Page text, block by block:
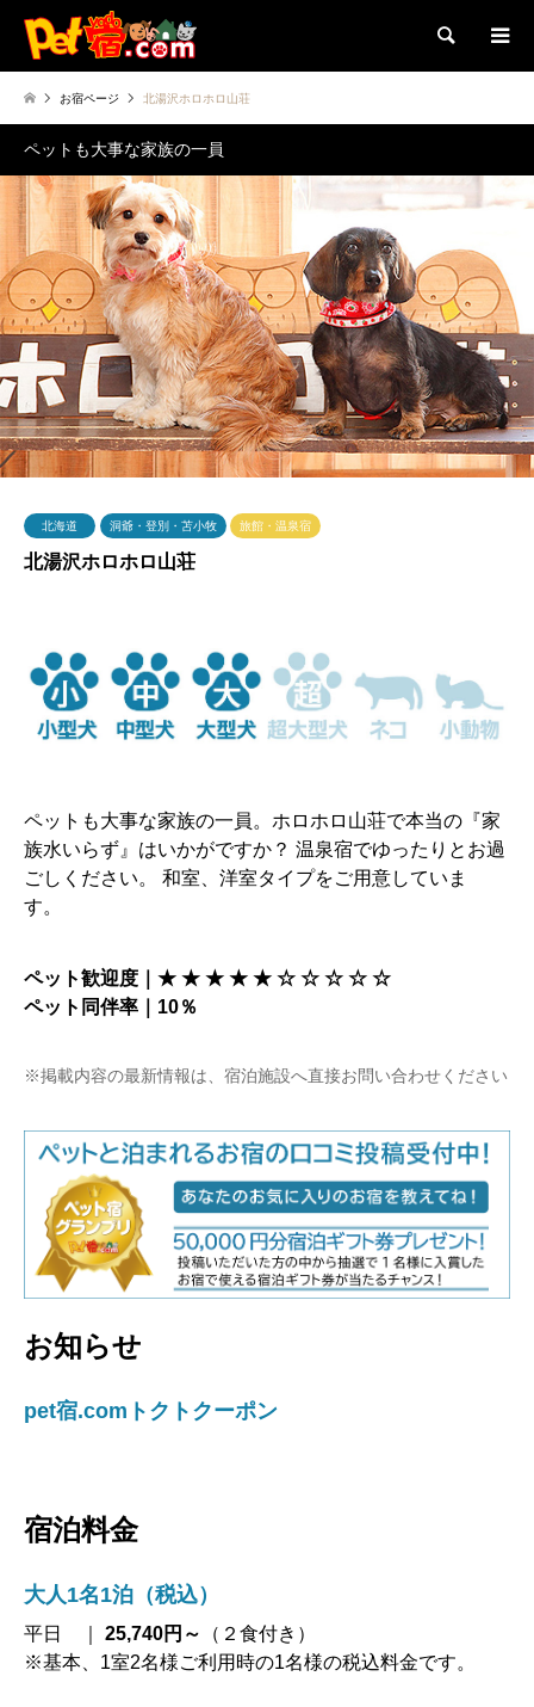
検索
お宿ページ 北湯沢ホロホロ山荘
ペットも大事な家族の一員
北海道 洞爺・登別・苫小牧 旅館・温泉宿
北湯沢ホロホロ山荘
ペットも大事な家族の一員。ホロホロ山荘で本当の『家
族水いらず』はいかがですか？ 温泉宿でゆったりとお過
ごしください。 和室、洋室タイプをご用意していま
す。
ペット歓迎度｜★ ★ ★ ★ ★ ☆ ☆ ☆ ☆ ☆
ペット同伴率｜10％
※掲載内容の最新情報は、宿泊施設へ直接お問い合わせください
お知らせ
pet宿.comトクトクーポン
宿泊料金
大人1名1泊（税込）
平日 ｜ 25,740円～
（２食付き）
※基本、1室2名様ご利用時の1名様の税込料金です。